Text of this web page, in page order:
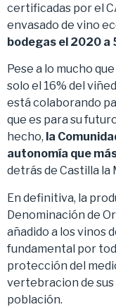
certificadas por el
envasado de vino
bodegas el 2020 a
Pese a lo mucho
solo el 16% del
está colaborando
que es para su
hecho, la
autonomía que
detrás de Castilla la
En definitiva, la
Denominación de
añadido a los vinos
fundamental por
protección del
vertebracion de
población.